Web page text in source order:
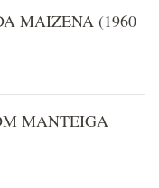
MAIZENA (1960
MANTEIGA